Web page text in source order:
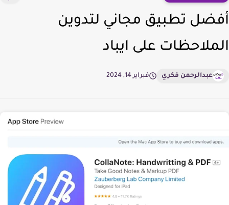
تطبيق مجاني لتدوين
على ايباد
عبدالرحمن فكري فبراير 14, 2024